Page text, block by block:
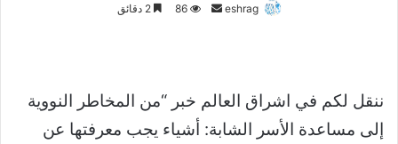
eshrag
أرسل86 2 دقائق
ننقل لكم في اشراق العالم خبر “من المخاطر النووية
إلى مساعدة الأسر الشابة: أشياء يجب معرفتها عن